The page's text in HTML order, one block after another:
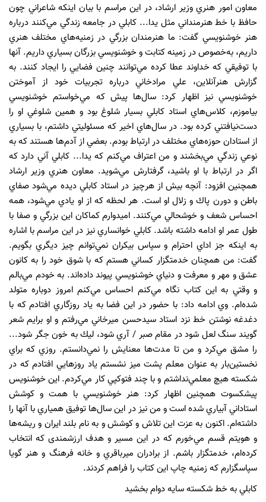
معاون امور هنري وزير ارشاد، در اين مراسم با بيان اينكه شاعراني چون
حافظ با خط هنرمنداني مثل يدا... كابلي در جامعه زندگي مي‌كنند درباره
هنر خوشنويسي گفت: ما هنرمندان بزرگي در زمنيه‌هاي مختلف هنري
داريم، به‌خصوص در زمينه‌ كتابت و خوشنويسي بزرگان بسياري داريم. آنها
با توفيقي كه خداوند عطا كرده مي‌توانند چنين فضايي را ايجاد كنند. به
گزارش هنرآنلاین، علي مرادخاني درباره تجربيات خود از آموختن
خوشنويسي نيز اظهار كرد: سال‌ها پيش كه ميخواستم خوشنويسي
بياموزم، كلاس‌هاي استاد كابلي بسيار شلوغ بود و همين شلوغي او را
دست‌نيافتني كرده بود. در سال‌هاي اخير كه مسئوليتي داشتم، با بسياري
از استادان حوزه‌هاي مختلف در ارتباط بودم. بعضي از آدم‌ها هستند كه به
نوعي زندگي مي‌بخشند و من اعتراف مي‌كنم كه يدا... كابلي آني دارد كه
اگر در ارتباط با او باشيد، گرفتارش مي‌شويد. معاون هنري وزير ارشاد
همچنين افزود: آنچه بيش از هرچيز در استاد كابلي ديده مي‌شود صفاي
باطن و دورن پاك و زلال او است. هر لحظه كه از او يادي مي‌شود، همه
احساس شعف و خوشحالي مي‌كنند. اميدوارم كماكان اين بزرگي و صفا با
طول عمر او ادامه داشته باشد. كابلي خوانساري نيز در اين مراسم با اشاره
به اينكه جز اداي احترام و سپاس بيكران نمي‌توانم چيز ديگري بگويم.
گفت: من همچنان خدمتگزار كساني هستم كه با شوق خود را به كانون
عشق و مهر و معرفت و دنياي خوشنويسي پيوند داده‌اند. به خودم مي‌بالم
و وقتي به اين كتاب نگاه مي‌كنم احساس مي‌كنم امروز دوباره متولد
شده‌ام. وي ادامه داد: با حضور در اين فضا به ياد روزگاري افتادم كه با
دغدغه‌ نوشتن خط نزد استاد سيدحسن ميرخاني مي‌رفتم و او برايم شعر
گويند سنگ لعل شود در مقام صبر / آري شود، ليك به خون جگر شود...
را مشق مي‌كرد و من تا مدت‌ها معنايش را نمي‌دانستم. روزي كه براي
نخستين‌بار به عنوان معلم پشت ميز نشستم ياد روزهايي افتادم كه در
شكسته هيچ معلمي‌نداشتم و با چند فتوكپي كار مي‌كردم. اين خوشنويس
پيشكسوت همچنين اظهار كرد: هنر خوشنويسي با همت و كوشش
استاداني آبياري شده است و من نيز در اين سالها توفيق همياري با آنها را
داشته‌ام. اكنون به عزت اين تلاش و كوشش و به نام بلند ايران و ريشه‌ها
و هويتم قسم مي‌خورم كه در اين مسير و هدف ارزشمندی كه انتخاب
كرده‌ام، خدمتگزار باشم. از برادران ميرباقري و خانه فرهنگ و هنر گويا
سپاسگزارم كه زمنيه چاپ اين كتاب را فراهم كردند.
كابلي به خط شكسته سايه دوام بخشيد